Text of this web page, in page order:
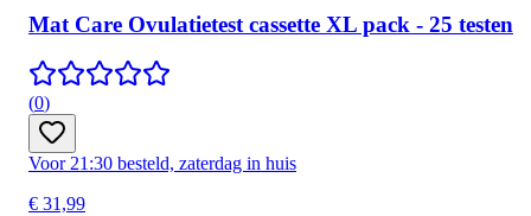
Mat Care Ovulatietest cassette XL pack - 25 testen
(0)
Voor 21:30 besteld, zaterdag in huis
€ 31,99